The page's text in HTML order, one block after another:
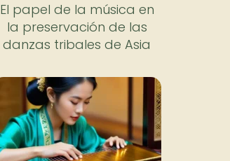
El papel de la música en
la preservación de las
danzas tribales de Asia